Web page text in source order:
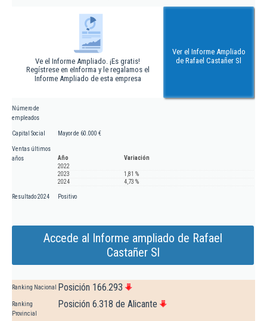
Ve el Informe Ampliado. ¡Es gratis!
Regístrese en eInforma y le regalamos el
Informe Ampliado de esta empresa
Ver el Informe Ampliado
de Rafael Castañer Sl
Número de
empleados
Capital Social Mayor de 60.000 €
Ventas últimos
años
Año
Variación
2022
2023
1,81 %
2024
4,73 %
Resultado 2024 Positivo
Accede al Informe ampliado de Rafael
Castañer Sl
Ranking Nacional Posición 166.293
Ranking
Provincial
Posición 6.318 de Alicante